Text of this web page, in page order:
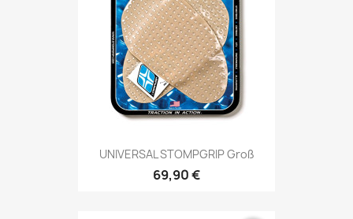
UNIVERSAL STOMPGRIP Groß
69,90 €